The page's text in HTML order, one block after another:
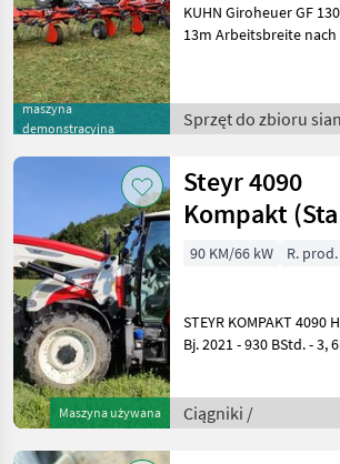
maszyna
demonstracyjna
KUHN Giroheuer GF
13m Arbeitsbreite nach
Zinkenarmen - KUHN
DIGIDRIVE -
Sprzęt do zbioru
Maszyna używana
Steyr 4090
Kompakt
V)
90 KM/66 kW R.
STEYR KOMPAKT 4090
Bj. 2021 - 930 BStd. - 3,
und Intercooler -
Abgasstufe 5 - 90 PS -
Ciągniki /